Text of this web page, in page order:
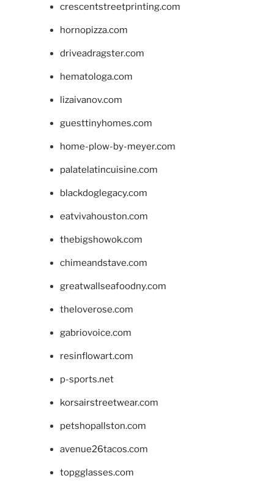
crescentstreetprinting.com
hornopizza.com
driveadragster.com
hematologa.com
lizaivanov.com
guesttinyhomes.com
home-plow-by-meyer.com
palatelatincuisine.com
blackdoglegacy.com
eatvivahouston.com
thebigshowok.com
chimeandstave.com
greatwallseafoodny.com
theloverose.com
gabriovoice.com
resinflowart.com
p-sports.net
korsairstreetwear.com
petshopallston.com
avenue26tacos.com
topgglasses.com